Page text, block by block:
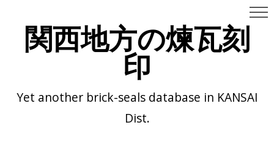
関西地方の煉瓦刻
印
Yet another brick-seals database in KANSAI
Dist.